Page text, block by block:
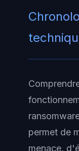
permet de
menace,